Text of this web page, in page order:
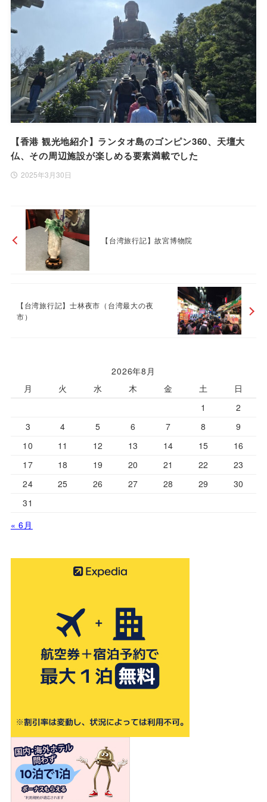
【香港 観光地紹介】ランタオ島のゴンピン360、天壇大
仏、その周辺施設が楽しめる要素満載でした
2025年3月30日
【台湾旅行記】故宮博物院
【台湾旅行記】士林夜市（台湾最大の夜
市）
2026年8月
月
火 水 木 金 土
日
1
2
3
4 5 6 7 8
9
10
11 12 13 14 15
16
17
18 19 20 21 22
23
24
25 26 27 28 29
30
31
« 6月